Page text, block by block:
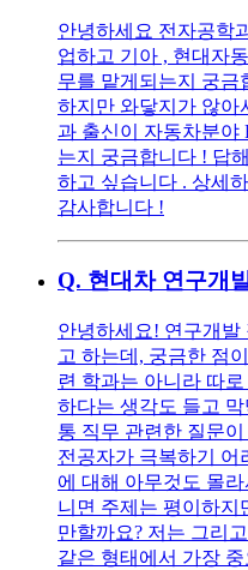
안녕하세요 전자공학
업하고 기아 , 현대자
무를 맡게되는지 궁금
하지만 와닿지가 않아
과 출신이 자동차분야
는지 궁금합니다 ! 답
하고 싶습니다 . 상세
감사합니다 !
Q. 현대차 연구개
안녕하세요! 연구개발
고 하는데, 궁금한 점
련 학과는 아니라 따
하다는 생각도 들고
통 직무 관련한 질문
전공자가 극복하기 어
에 대해 아무것도 몰
니면 주제는 평이하지
만할까요? 저는 그리
같은 형태에서 가장